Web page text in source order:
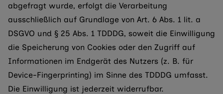
abgefragt wurde, erfolgt die Verarbeitung
ausschließlich auf Grundlage von Art. 6 Abs. 1 lit. a
DSGVO und § 25 Abs. 1 TDDDG, soweit die Einwilligung
die Speicherung von Cookies oder den Zugriff auf
Informationen im Endgerät des Nutzers (z. B. für
Device-Fingerprinting) im Sinne des TDDDG umfasst.
Die Einwilligung ist jederzeit widerrufbar.